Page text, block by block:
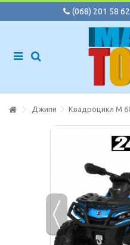
(068) 201 58 62
Джипи Квадроцикл M